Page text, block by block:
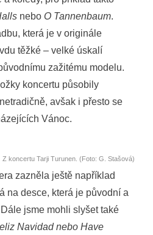
nebo O Tannenbaum.
která je v originále
těžké – velké úskalí
zažitému modelu.
koncertu působily
avšak i přesto se
Vánoc.
Z koncertu Tarji Turunen. (Foto: G. Stašová)
zazněla ještě například
na desce, která je původní a
jsme mohli slyšet také
Navidad nebo Have